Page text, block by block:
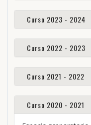
Curso 2023 - 2024
Curso 2022 - 2023
Curso 2021 - 2022
Curso 2020 - 2021